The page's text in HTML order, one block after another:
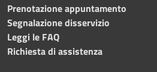
Prenotazione appuntamento
Segnalazione disservizio
Leggi le FAQ
Richiesta di assistenza